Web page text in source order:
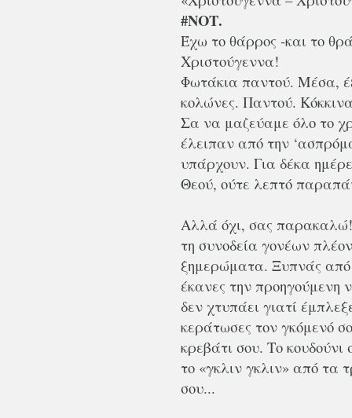
#ΝΟΤ.
Έχω το θάρρος -και το
Χριστούγεννα!
Φωτάκια παντού. Μέσα,
κολώνες. Παντού.
Σα να μαζεύαμε όλο το
έλειπαν από την
υπάρχουν. Για δέκα
Θεού, ούτε λεπτό
Αλλά όχι, σας
τη συνοδεία γονέων
ξημερώματα. Ξυπνάς από
έκανες την προηγούμενη
δεν χτυπάει γιατί
κεράτωσες τον γκόμενό
κρεβάτι σου. Το
το «γκλιν γκλιν» από τα
σου...